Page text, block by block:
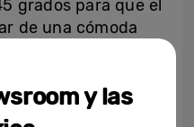
grados para que el
de una cómoda
trasera. Por
Cover
y las